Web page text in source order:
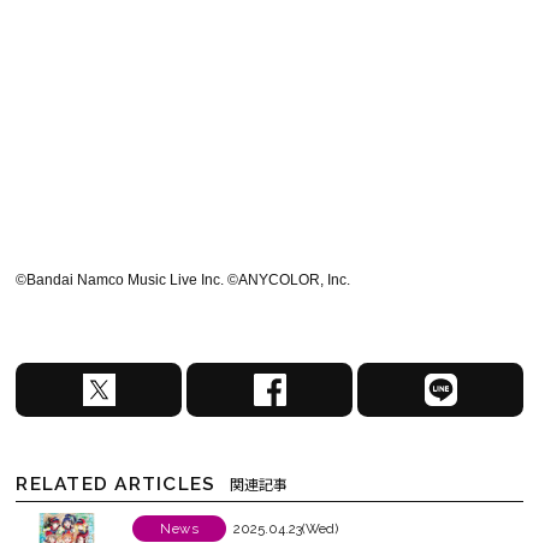
©Bandai Namco Music Live Inc. ©ANYCOLOR, Inc.
X
で
ア
F
a
b
o
L
I
RELATED ARTICLES 関連記事
News 2025.04.23(Wed)